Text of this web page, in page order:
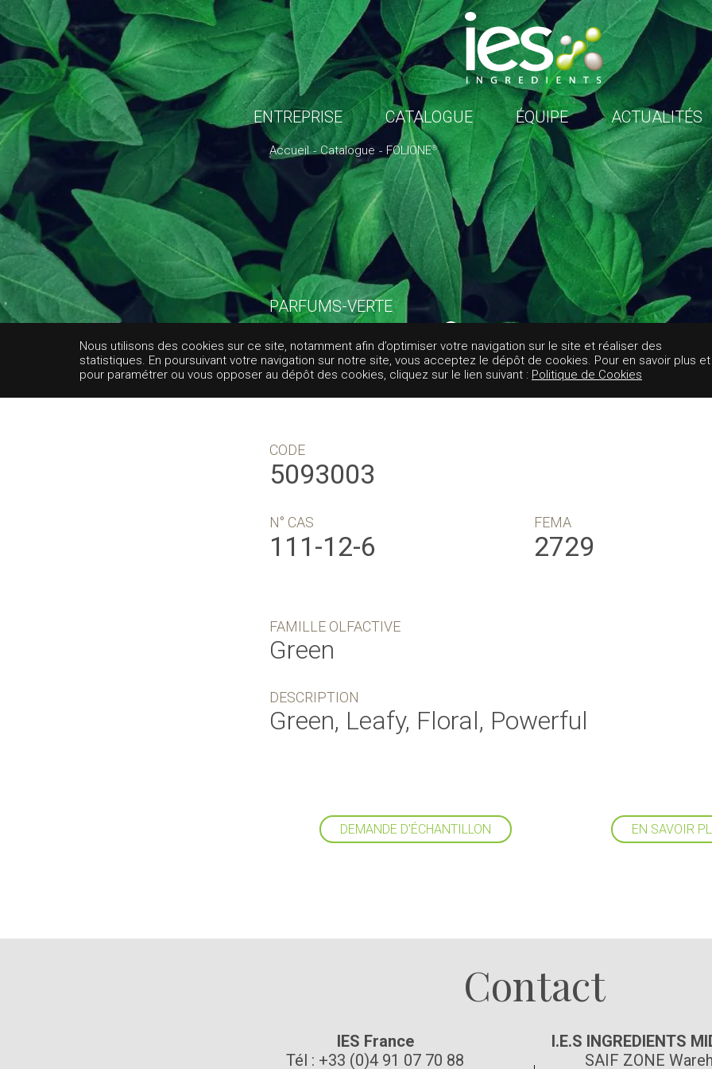
ENTREPRISE CATALOGUE ÉQUIPE ACTUALITÉS
Accueil Catalogue FOLIONE®
PARFUMS-VERTE
FOLIONE®
Nous utilisons des cookies sur ce site, notamment afin d’optimiser votre navigation sur le site et réaliser des
statistiques. En poursuivant votre navigation sur notre site, vous acceptez le dépôt de cookies. Pour en savoir plus et
pour paramétrer ou vous opposer au dépôt des cookies, cliquez sur le lien suivant : Politique de Cookies
CODE
5093003
N° CAS
111-12-6
FEMA
2729
FAMILLE OLFACTIVE
Green
DESCRIPTION
Green, Leafy, Floral, Powerful
DEMANDE D'ÉCHANTILLON EN SAVOIR
Contact
IES France
Tél : +33 (0)4 91 07 70 88
I.E.S INGREDIENTS
SAIF ZONE